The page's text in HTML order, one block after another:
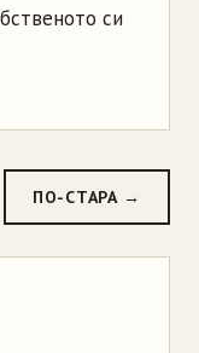
си
ПО-СТАРА →